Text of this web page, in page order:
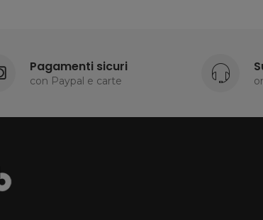
Pagamenti sicuri
con Paypal e carte